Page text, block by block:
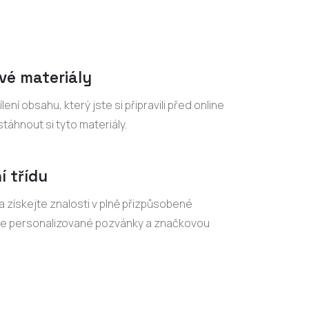
materiály
obsahu, který jste si připravili před online
si tyto materiály.
třídu
získejte znalosti v plně přizpůsobené
personalizované pozvánky a značkovou